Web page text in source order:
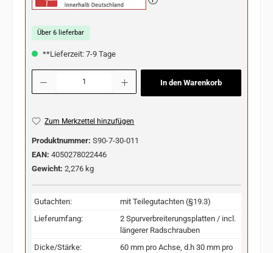
Über 6 lieferbar
**Lieferzeit: 7-9 Tage
Produkt Anzahl: Gib den gewünschten Wert ein oder benutze die Schaltflächen
In den Warenkorb
Zum Merkzettel hinzufügen
Produktnummer: S90-7-30-011
EAN: 4050278022446
Gewicht: 2,276 kg
Gutachten:
mit Teilegutachten (§19.3)
Lieferumfang:
2 Spurverbreiterungsplatten / incl.
längerer Radschrauben
Dicke/Stärke:
60 mm pro Achse, d.h 30 mm pro